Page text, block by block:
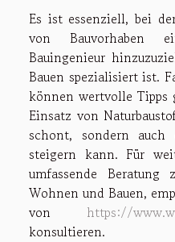
Es ist essenziell, bei
von Bauvorhaben
Bauingenieur
Bauen spezialisiert ist.
können wertvolle Tipps
Einsatz von
schont, sondern
steigern kann. Für
umfassende Beratung
Wohnen und Bauen,
von https://
konsultieren.